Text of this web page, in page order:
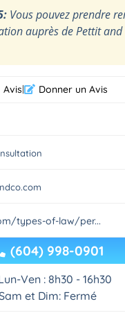
Vous pouvez prendre
auprès de Pettit and
Avis| Donner un Avis
types-of-law/per...
(604) 998-0901
Ven : 8h30 - 16h30
et Dim: Fermé